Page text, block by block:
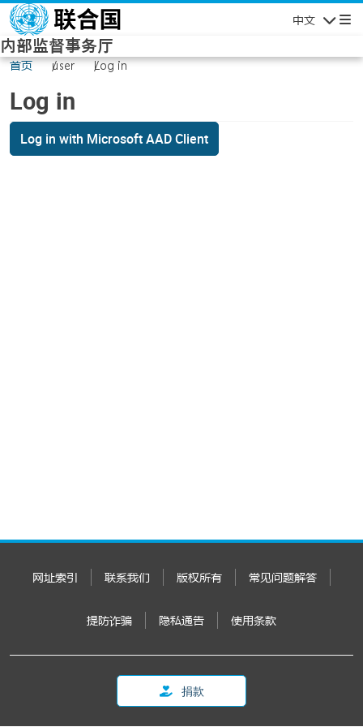
Skip to main content
中文
内部监督事务厅
首页 user Log in
Log in
Log in with Microsoft AAD Client
网址索引 联系我们 版权所有 常见问题解答
提防诈骗 隐私通告 使用条款
捐款